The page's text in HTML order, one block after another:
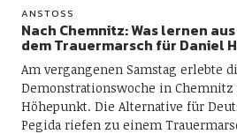
ANSTOSS
Nach Chemnitz: Was lernen aus
dem Trauermarsch für Daniel
Am vergangenen Samstag erlebte
Demonstrationswoche in
Höhepunkt. Die Alternative für
Pegida riefen zu einem